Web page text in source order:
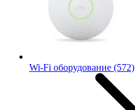
Wi-Fi оборудование (572)